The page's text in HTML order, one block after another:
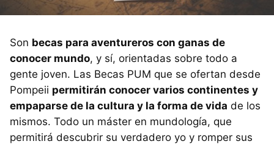
Son becas para aventureros con ganas de
conocer mundo, y sí, orientadas sobre todo a
gente joven. Las Becas PUM que se ofertan desde
Pompeii permitirán conocer varios continentes y
empaparse de la cultura y la forma de vida de los
mismos. Todo un máster en mundología, que
permitirá descubrir su verdadero yo y romper sus